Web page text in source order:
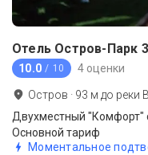
Отель Остров-Парк 3
10.0 / 10 4 оценки
Остров · 93 м до реки
Двухместный "Комфорт"
Основной тариф
Моментальное